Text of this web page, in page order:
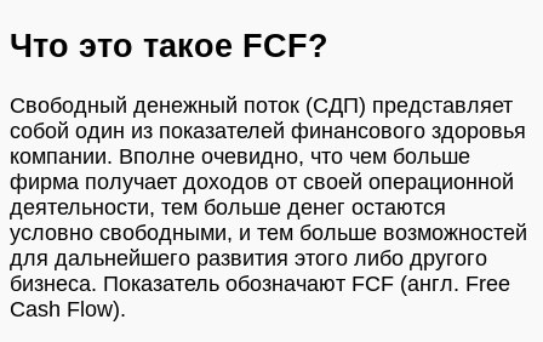
Что это такое FCF?
Свободный денежный поток (СДП) представляет
собой один из показателей финансового здоровья
компании. Вполне очевидно, что чем больше
фирма получает доходов от своей операционной
деятельности, тем больше денег остаются
условно свободными, и тем больше возможностей
для дальнейшего развития этого либо другого
бизнеса. Показатель обозначают FCF (англ. Free
Cash Flow).